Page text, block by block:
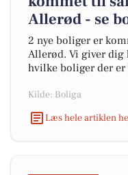
Allerød - se
2 nye boliger er
Allerød. Vi giver dig
hvilke boliger der er
Kilde: Boliga
Læs hele artiklen